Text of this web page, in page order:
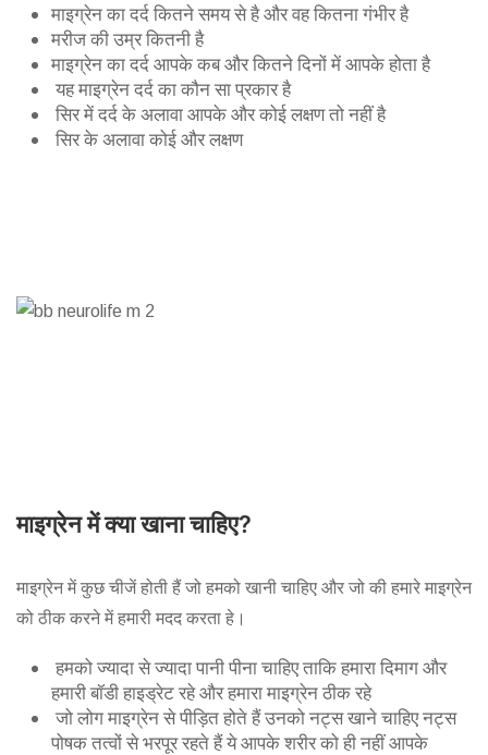
माइग्रेन का दर्द कितने समय से है और वह कितना गंभीर है
मरीज की उम्र कितनी है
माइग्रेन का दर्द आपके कब और कितने दिनों में आपके होता है
यह माइग्रेन दर्द का कौन सा प्रकार है
सिर में दर्द के अलावा आपके और कोई लक्षण तो नहीं है
सिर के अलावा कोई और लक्षण
माइग्रेन में क्या खाना चाहिए?
माइग्रेन में कुछ चीजें होती हैं जो हमको खानी चाहिए और जो की हमारे माइग्रेन
को ठीक करने में हमारी मदद करता हे।
हमको ज्यादा से ज्यादा पानी पीना चाहिए ताकि हमारा दिमाग और
हमारी बॉडी हाइड्रेट रहे और हमारा माइग्रेन ठीक रहे
जो लोग माइग्रेन से पीड़ित होते हैं उनको नट्स खाने चाहिए नट्स
पोषक तत्वों से भरपूर रहते हैं ये आपके शरीर को ही नहीं आपके